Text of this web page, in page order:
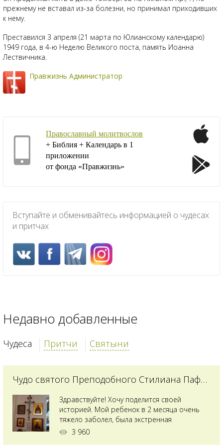
прежнему не вставал из-за болезни, но принимал приходивших
к нему.
Преставился 3 апреля (21 марта по Юлианскому календарю)
1949 года, в 4-ю Неделю Великого поста, память Иоанна
Лествичника.
Правжизнь Администратор
Православный молитвослов
+ Библия + Календарь в 1
приложении
от фонда «Правжизнь»
Вступайте и обменивайтесь информацией о чудесах
и притчах
Недавно добавленные
Чудеса Притчи Святыни
Чудо святого Преподобного Стилиана Пафлагонского
Здравствуйте! Хочу поделится своей
историей. Мой ребенок в 2 месяца очень
тяжело заболел, была экстренная
сложнейшая операция, состояние после
3 960